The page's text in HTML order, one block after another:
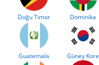
Doğu Timor Dominika
Guatemala Güney Kore